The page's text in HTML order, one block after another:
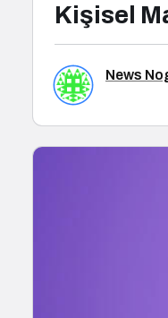
Kişisel
News